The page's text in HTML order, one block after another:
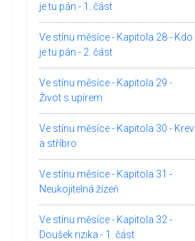
je tu pán - 1. část
Ve stínu měsíce - Kapitola 28 - Kdo
je tu pán - 2. část
Ve stínu měsíce - Kapitola 29 -
Život s upírem
Ve stínu měsíce - Kapitola 30 - Krev
a stříbro
Ve stínu měsíce - Kapitola 31 -
Neukojitelná žízeň
Ve stínu měsíce - Kapitola 32 -
Doušek rizika - 1. část